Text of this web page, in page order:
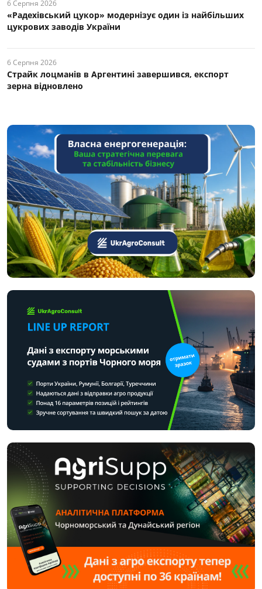
6 Серпня 2026
«Радехівський цукор» модернізує один із найбільших
цукрових заводів України
6 Серпня 2026
Страйк лоцманів в Аргентині завершився, експорт
зерна відновлено